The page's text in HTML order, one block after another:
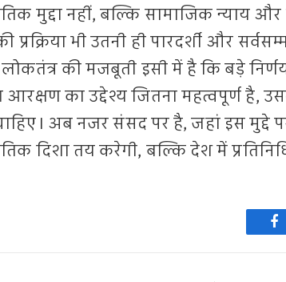
मुद्दा नहीं, बल्कि सामाजिक न्याय
प्रक्रिया भी उतनी ही पारदर्शी और
की मजबूती इसी में है कि बड़े
आरक्षण का उद्देश्य जितना महत्वपूर्ण है,
अब नजर संसद पर है, जहां इस मुद्दे
दिशा तय करेगी, बल्कि देश में